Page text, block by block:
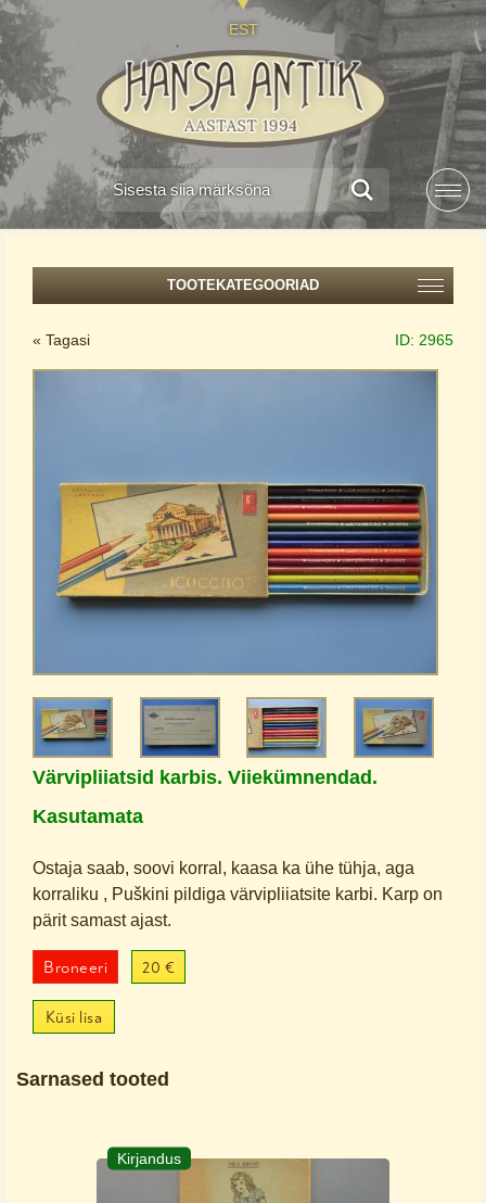
EST
TOOTEKATEGOORIAD
« Tagasi ID: 2965
Värvipliiatsid karbis. Viiekümnendad.
Kasutamata
Ostaja saab, soovi korral, kaasa ka ühe tühja, aga
korraliku , Puškini pildiga värvipliiatsite karbi. Karp on
pärit samast ajast.
Broneeri 20 €
Küsi lisa
Sarnased tooted
Kirjandus